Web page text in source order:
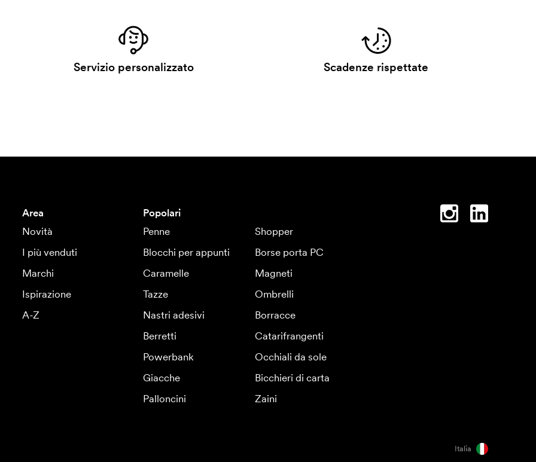
Servizio personalizzato Scadenze rispettate
Area
Novità
I più venduti
Marchi
Ispirazione
A-Z
Popolari
Penne
Shopper
Blocchi per appunti
Borse porta PC
Caramelle
Magneti
Tazze
Ombrelli
Nastri adesivi
Borracce
Berretti
Catarifrangenti
Powerbank
Occhiali da sole
Giacche
Bicchieri di carta
Palloncini
Zaini
Italia